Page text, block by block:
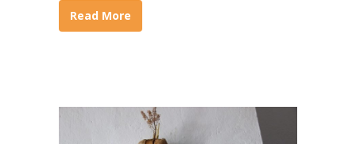
Read More